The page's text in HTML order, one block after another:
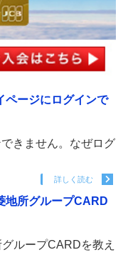
ページにログインで
きません。なぜログ
詳しく読む
地所グループCARD
ループCARDを教え